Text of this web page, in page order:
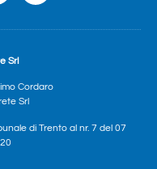
Srl
Cordaro
Srl
di Trento al nr. 7 del 07